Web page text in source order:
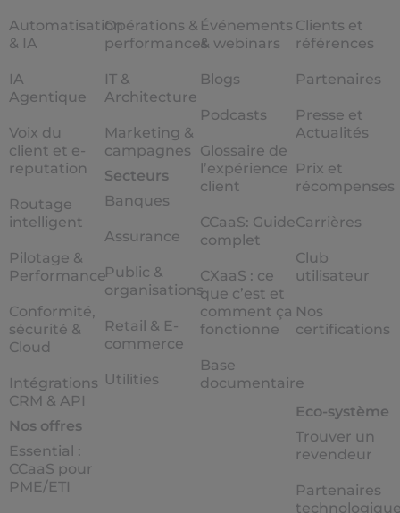
Automatisation
& IA
IA
Agentique
Voix du
client et e-
reputation
Routage
intelligent
Pilotage &
Performance
Conformité,
sécurité &
Cloud
Intégrations
CRM & API
Nos offres
Essential :
CCaaS pour
PME/ETI
Opérations &
performances
IT &
Architecture
Marketing &
campagnes
Secteurs
Banques
Assurance
Public &
organisations
Retail & E-
commerce
Utilities
Événements
& webinars
Blogs
Podcasts
Glossaire de
l’expérience
client
CCaaS: Guide
complet
CXaaS : ce
que c’est et
comment ça
fonctionne
Base
documentaire
Clients et
références
Partenaires
Presse et
Actualités
Prix et
récompenses
Carrières
Club
utilisateur
Nos
certifications
Eco-système
Trouver un
revendeur
Partenaires